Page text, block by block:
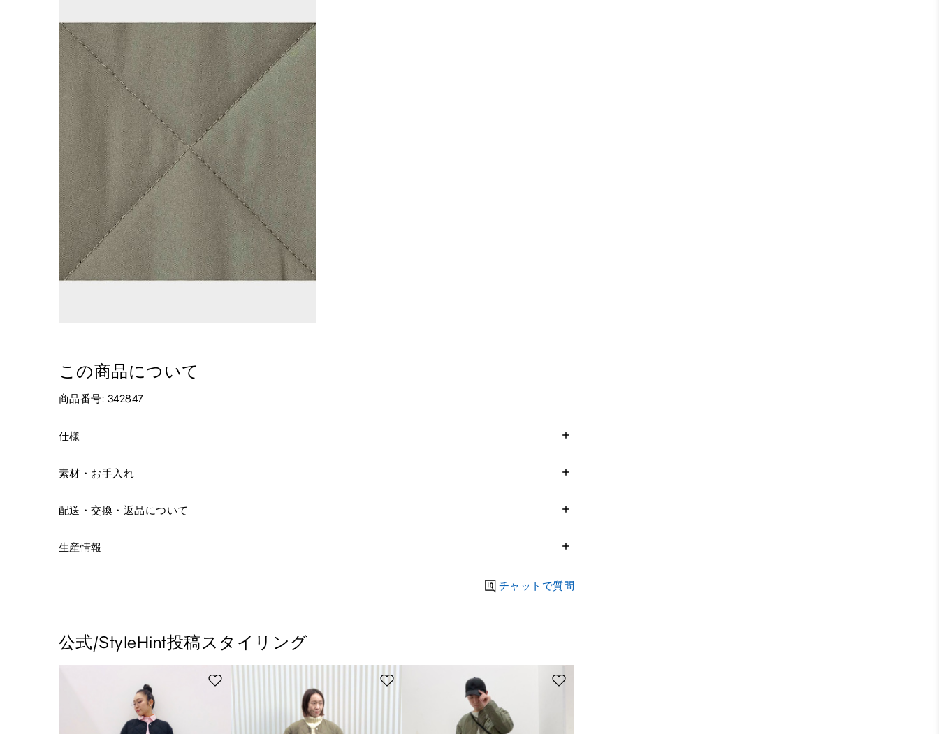
この商品について
商品番号: 342847
仕様
素材・お手入れ
配送・交換・返品について
生産情報
チャットで質問
公式/StyleHint投稿スタイリング